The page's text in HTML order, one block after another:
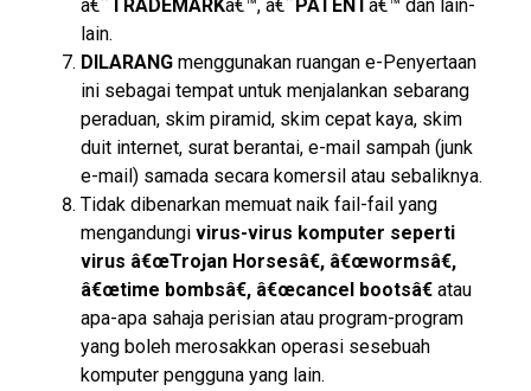
â€˜TRADEMARKâ€™, â€˜PATENTâ€™ dan lain-
lain.
DILARANG menggunakan ruangan e-Penyertaan
ini sebagai tempat untuk menjalankan sebarang
peraduan, skim piramid, skim cepat kaya, skim
duit internet, surat berantai, e-mail sampah (junk
e-mail) samada secara komersil atau sebaliknya.
Tidak dibenarkan memuat naik fail-fail yang
mengandungi virus-virus komputer seperti
virus â€œTrojan Horsesâ€, â€œwormsâ€,
â€œtime bombsâ€, â€œcancel bootsâ€ atau
apa-apa sahaja perisian atau program-program
yang boleh merosakkan operasi sesebuah
komputer pengguna yang lain.